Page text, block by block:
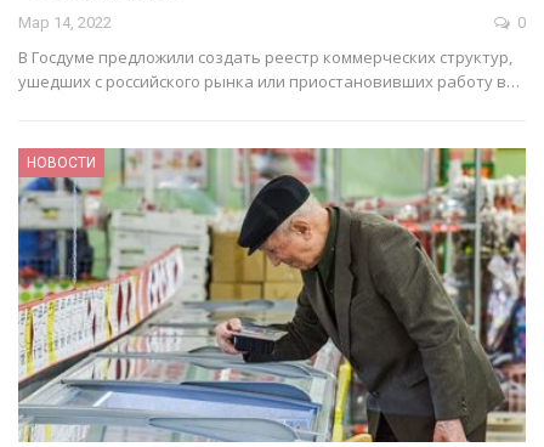
Мар 14, 2022 0
В Госдуме предложили создать реестр коммерческих структур,
ушедших с российского рынка или приостановивших работу в…
НОВОСТИ